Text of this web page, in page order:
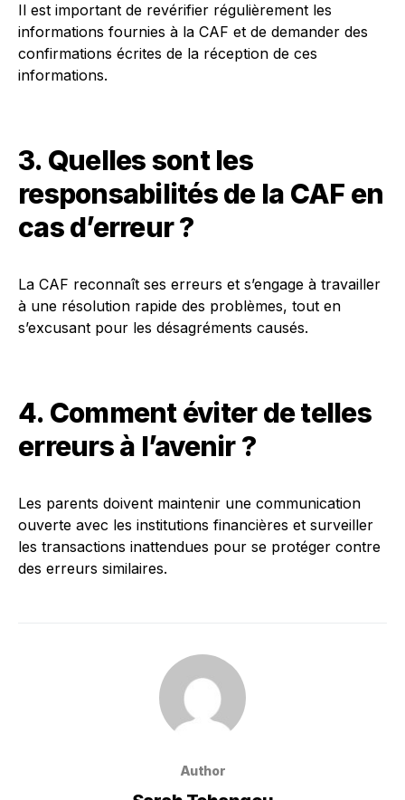
Il est important de revérifier régulièrement les
informations fournies à la CAF et de demander des
confirmations écrites de la réception de ces
informations.
3. Quelles sont les
responsabilités de la CAF en
cas d’erreur ?
La CAF reconnaît ses erreurs et s’engage à travailler
à une résolution rapide des problèmes, tout en
s’excusant pour les désagréments causés.
4. Comment éviter de telles
erreurs à l’avenir ?
Les parents doivent maintenir une communication
ouverte avec les institutions financières et surveiller
les transactions inattendues pour se protéger contre
des erreurs similaires.
Author